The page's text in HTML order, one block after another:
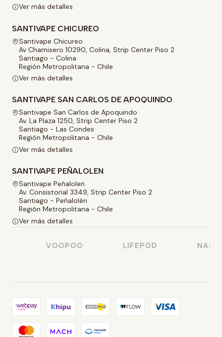
Ver más detalles
SANTIVAPE CHICUREO
Santivape Chicureo
Av Chamisero 10290, Colina, Strip Center Piso 2
Santiago - Colina
Región Metropolitana - Chile
Ver más detalles
SANTIVAPE SAN CARLOS DE APOQUINDO
Santivape San Carlos de Apoquindo
Av. La Plaza 1250, Strip Center Piso 2
Santiago - Las Condes
Región Metropolitana - Chile
Ver más detalles
SANTIVAPE PEÑALOLEN
Santivape Peñalolen
Av. Consistorial 3349, Strip Center Piso 2
Santiago - Peñalolén
Región Metropolitana - Chile
Ver más detalles
VOOPOO LIFEPOD